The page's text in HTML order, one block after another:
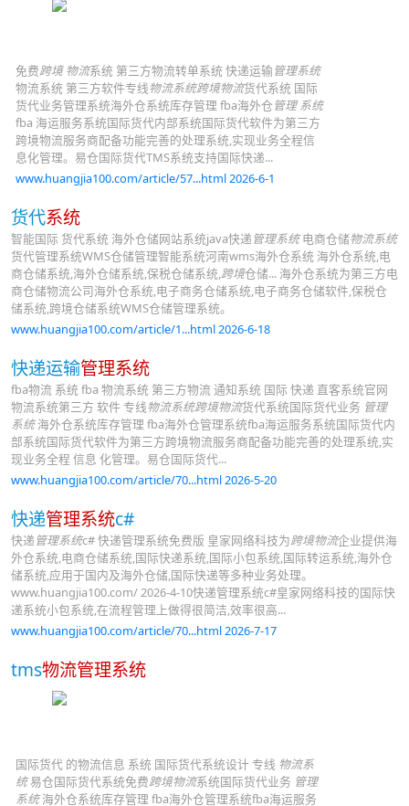
免费跨境 物流系统 第三方物流转单系统 快递运输管理系统
物流系统 第三方软件专线物流系统跨境物流货代系统 国际
货代业务管理系统海外仓系统库存管理 fba海外仓管理 系统
fba 海运服务系统国际货代内部系统国际货代软件为第三方
跨境物流服务商配备功能完善的处理系统,实现业务全程信
息化管理。易仓国际货代TMS系统支持国际快递...
www.huangjia100.com/article/57...html 2026-6-1
货代系统
智能国际 货代系统 海外仓储网站系统java快递管理系统电商仓储物流系统
货代管理系统WMS仓储管理智能系统河南wms海外仓系统 海外仓系统,电
商仓储系统,海外仓储系统,保税仓储系统,跨境仓储... 海外仓系统为第三方电
商仓储物流公司海外仓系统,电子商务仓储系统,电子商务仓储软件,保税仓
储系统,跨境仓储系统WMS仓储管理系统。
www.huangjia100.com/article/1...html 2026-6-18
快递运输管理系统
fba物流 系统 fba 物流系统 第三方物流 通知系统 国际 快递 直客系统官网
物流系统第三方 软件 专线物流系统跨境物流货代系统国际货代业务 管理
系统海外仓系统库存管理 fba海外仓管理系统fba海运服务系统国际货代内
部系统国际货代软件为第三方跨境物流服务商配备功能完善的处理系统,实
现业务全程 信息 化管理。易仓国际货代...
www.huangjia100.com/article/70...html 2026-5-20
快递管理系统c#
快递管理系统c# 快递管理系统免费版 皇家网络科技为跨境物流企业提供海
外仓系统,电商仓储系统,国际快递系统,国际小包系统,国际转运系统,海外仓
储系统,应用于国内及海外仓储,国际快递等多种业务处理。
www.huangjia100.com/ 2026-4-10快递管理系统c#皇家网络科技的国际快
递系统小包系统,在流程管理上做得很简洁,效率很高...
www.huangjia100.com/article/70...html 2026-7-17
tms物流管理系统
国际货代 的物流信息 系统 国际货代系统设计 专线 物流系
统易仓国际货代系统免费跨境物流系统国际货代业务 管理
系统海外仓系统库存管理 fba海外仓管理系统fba海运服务